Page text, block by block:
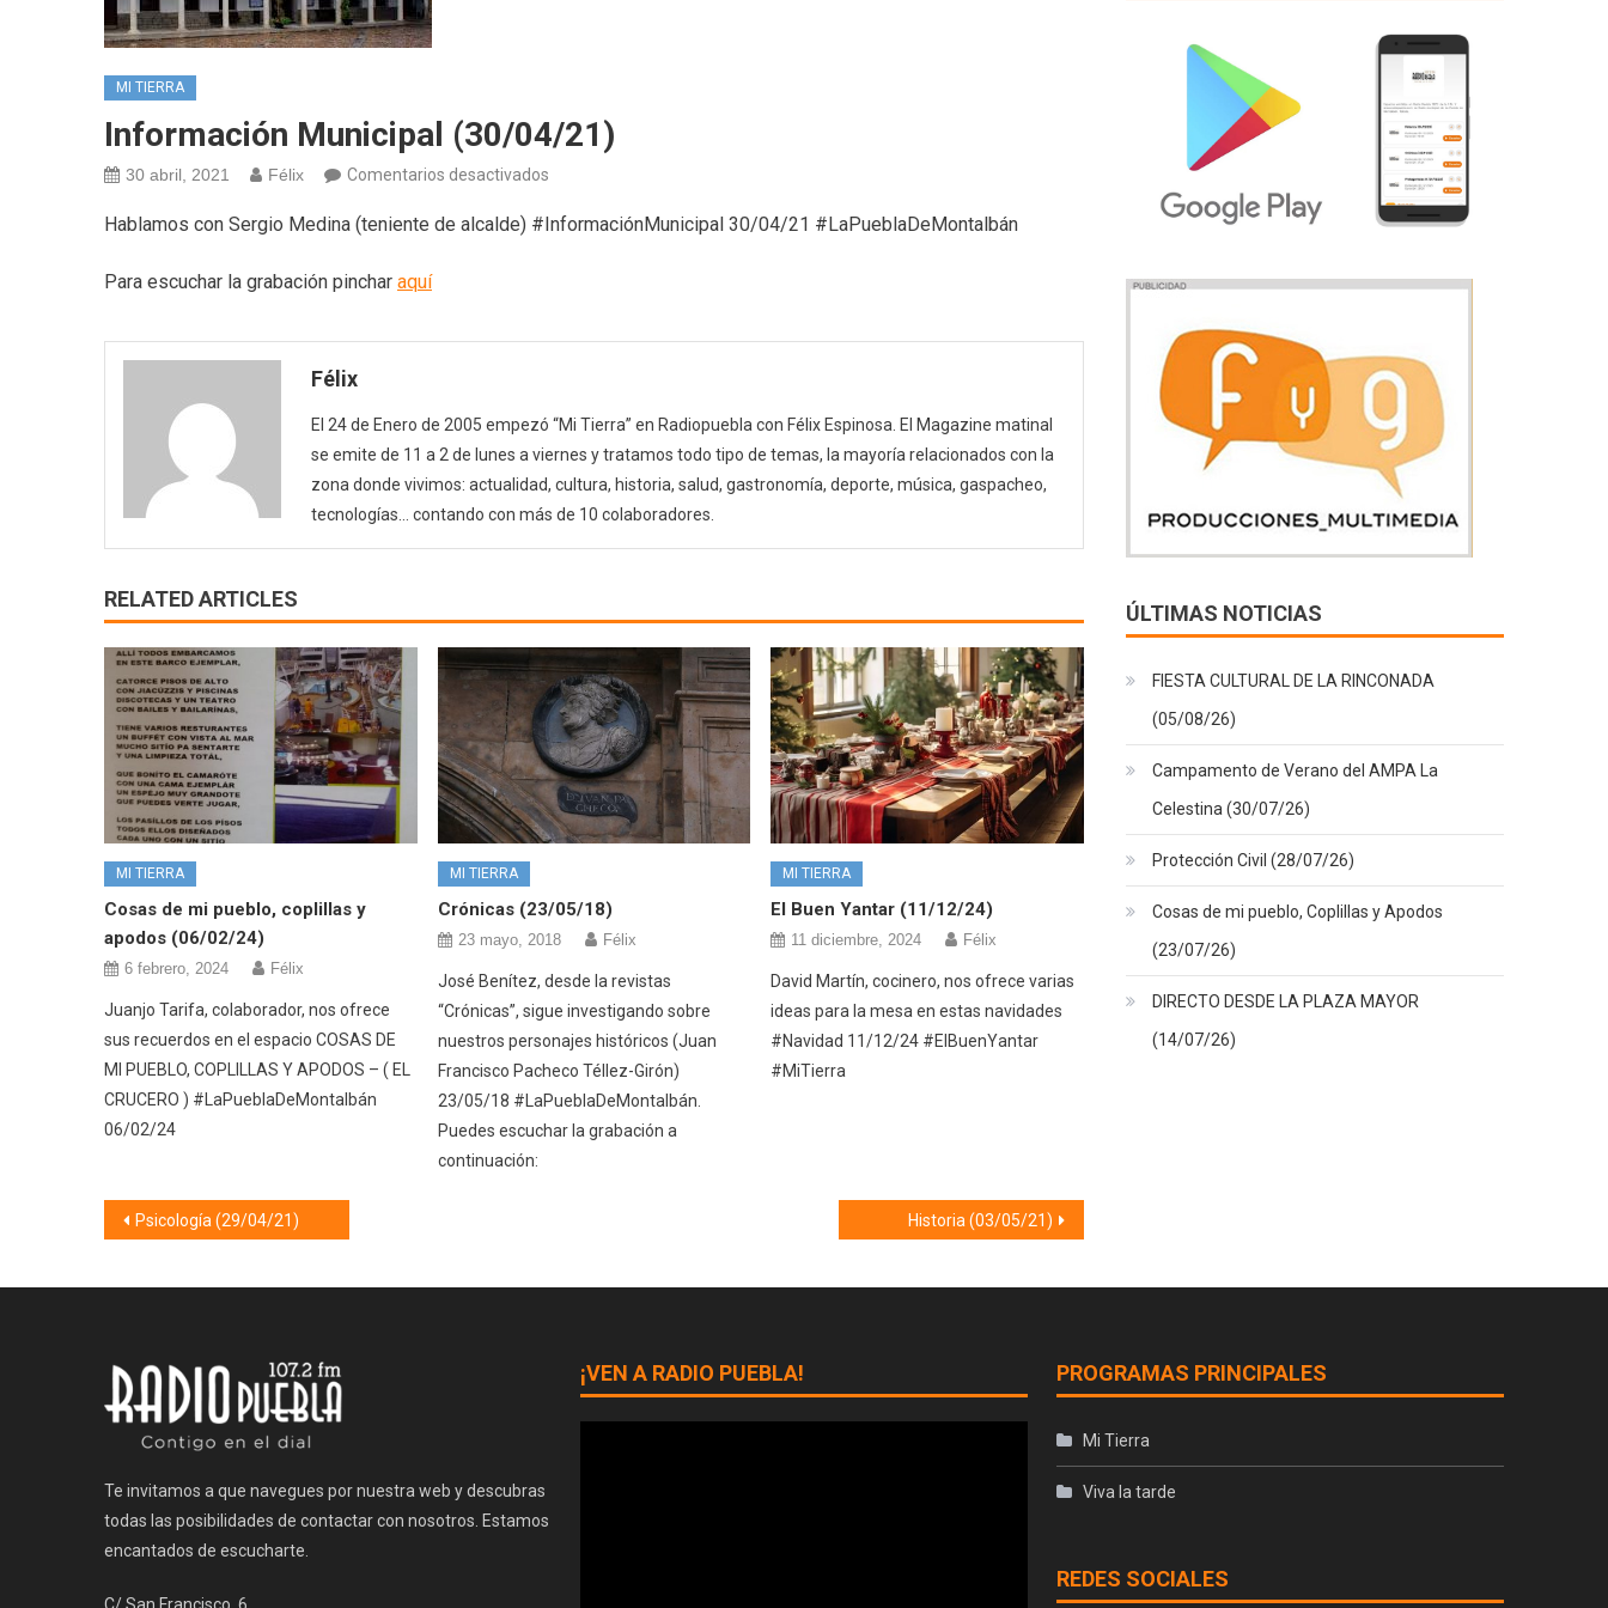
MI TIERRA
Información Municipal (30/04/21)
30 abril, 2021 Félix Comentarios desactivados
Municipal
Hablamos con Sergio Medina (teniente de alcalde) #InformaciónMunicipal 30/04/21 #LaPueblaDeMontalbán
Para escuchar la grabación pinchar aquí
Félix
El 24 de Enero de 2005 empezó “Mi Tierra” en Radiopuebla con Félix Espinosa. El Magazine matinal
se emite de 11 a 2 de lunes a viernes y tratamos todo tipo de temas, la mayoría relacionados con la
zona donde vivimos: actualidad, cultura, historia, salud, gastronomía, deporte, música, gaspacheo,
tecnologías… contando con más de 10 colaboradores.
RELATED ARTICLES
MI TIERRA
Cosas de mi pueblo, coplillas y
apodos (06/02/24)
6 febrero, 2024 Félix
Juanjo Tarifa, colaborador, nos ofrece
sus recuerdos en el espacio COSAS DE
MI PUEBLO, COPLILLAS Y APODOS – ( EL
CRUCERO ) #LaPueblaDeMontalbán
06/02/24
MI TIERRA
Crónicas (23/05/18)
23 mayo, 2018 Félix
José Benítez, desde la revistas
“Crónicas”, sigue investigando sobre
nuestros personajes históricos (Juan
Francisco Pacheco Téllez-Girón)
23/05/18 #LaPueblaDeMontalbán.
Puedes escuchar la grabación a
continuación:
MI TIERRA
El Buen Yantar (11/12/24)
11 diciembre, 2024 Félix
David Martín, cocinero, nos ofrece varias
ideas para la mesa en estas navidades
#Navidad 11/12/24 #ElBuenYantar
#MiTierra
Navegación
Psicología (29/04/21) Historia (03/05/21)
ÚLTIMAS NOTICIAS
FIESTA CULTURAL DE LA RINCONADA
(05/08/26)
Campamento de Verano del AMPA La
Celestina (30/07/26)
Protección Civil (28/07/26)
Cosas de mi pueblo, Coplillas y Apodos
(23/07/26)
DIRECTO DESDE LA PLAZA MAYOR
(14/07/26)
Te invitamos a que navegues por nuestra web y descubras
todas las posibilidades de contactar con nosotros. Estamos
encantados de escucharte.
¡VEN A RADIO PUEBLA! PROGRAMAS PRINCIPALES
Mi Tierra
Viva la tarde
REDES SOCIALES